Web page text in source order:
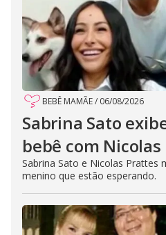
BEBÊ MAMÃE/ 06/08/2026
Sabrina Sato
bebê com
Sabrina Sato e Nicolas
menino que estão esperando.